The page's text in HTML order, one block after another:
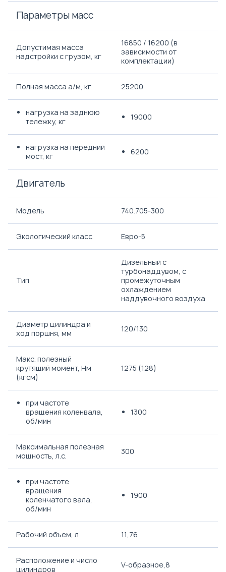
Параметры масс
Допустимая масса
надстройки с грузом, кг
16850 / 16200 (в
зависимости от
комплектации)
Полная масса а/м, кг 25200
нагрузка на заднюю
тележку, кг
19000
нагрузка на передний
мост, кг
6200
Двигатель
Модель 740.705-300
Экологический класс Евро-5
Тип
Дизельный с
турбонаддувом, с
промежуточным
охлаждением
наддувочного воздуха
Диаметр цилиндра и
ход поршня, мм
120/130
Макс. полезный
крутящий момент, Нм
(кгсм)
1275 (128)
при частоте
вращения коленвала,
об/мин
1300
Максимальная полезная
мощность, л.с.
300
при частоте
вращения
коленчатого вала,
об/мин
1900
Рабочий объем, л 11,76
Расположение и число
цилиндров
V-образное,8